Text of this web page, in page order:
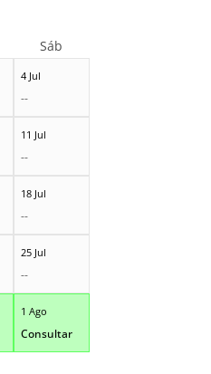
4 Jul
--
11 Jul
--
18 Jul
--
25 Jul
--
1 Ago
Consultar
Sáb